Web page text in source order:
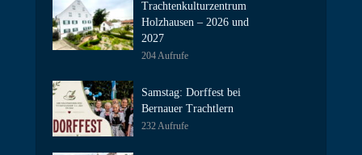
Trachtenkulturzentrum
Holzhausen – 2026 und
2027
204 Aufrufe
Samstag: Dorffest bei
Bernauer Trachtlern
232 Aufrufe